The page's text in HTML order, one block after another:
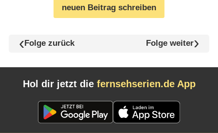
neuen Beitrag schreiben
Folge zurück Folge weiter
Hol dir jetzt die fernsehserien.de App